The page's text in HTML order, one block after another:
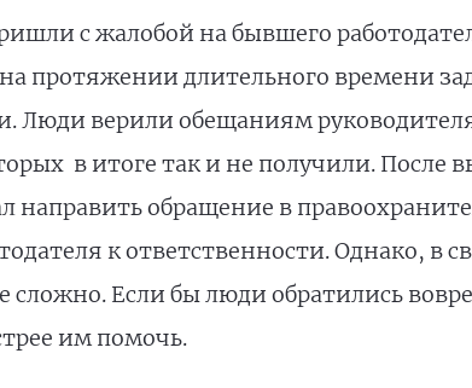
с жалобой на бывшего
протяжении длительного времени
Люди верили обещаниям
в итоге так и не получили. После
направить обращение в
к ответственности. Однако,
сложно. Если бы люди обратились
им помочь.